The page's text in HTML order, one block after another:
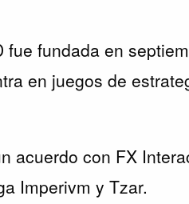
fue fundada en
en juegos de
acuerdo con FX
Imperivm y Tzar.